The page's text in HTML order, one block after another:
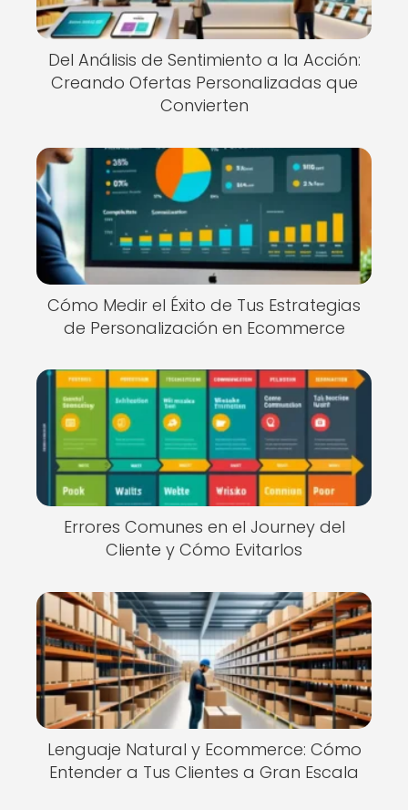
Del Análisis de Sentimiento a la Acción:
Creando Ofertas Personalizadas que
Convierten
Cómo Medir el Éxito de Tus Estrategias
de Personalización en Ecommerce
Errores Comunes en el Journey del
Cliente y Cómo Evitarlos
Lenguaje Natural y Ecommerce: Cómo
Entender a Tus Clientes a Gran Escala